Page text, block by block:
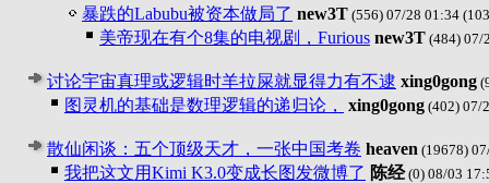
暴跌的Labubu被资本做局了 new3T (556) 07/28 01:34
美帝现在有个8集的电视剧，Furious new3T (484) 07/
讨论宇宙真理或逻辑时羊拉屎就显得力有不逮 xing0gong
图灵机的基础是数理逻辑的递归论， xing0gong (402) 07/
散仙闲谈：五个顶级天才，一张中国考卷 heaven (19678)
我把这文用Kimi K3.0变成长图发微博了 陈经(0) 08/03